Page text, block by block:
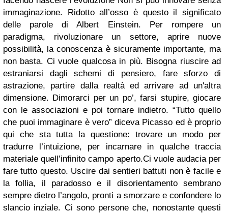
immaginazione. Ridotto all’osso è questo il significato
delle parole di Albert Einstein. Per rompere un
paradigma, rivoluzionare un settore, aprire nuove
possibilità, la conoscenza è sicuramente importante, ma
non basta. Ci vuole qualcosa in più. Bisogna riuscire ad
estraniarsi dagli schemi di pensiero, fare sforzo di
astrazione, partire dalla realtà ed arrivare ad un'altra
dimensione. Dimorarci per un po’, farsi stupire, giocare
con le associazioni e poi tornare indietro. “Tutto quello
che puoi immaginare è vero” diceva Picasso ed è proprio
qui che sta tutta la questione: trovare un modo per
tradurre l’intuizione, per incarnare in qualche traccia
materiale quell’infinito campo aperto.Ci vuole audacia per
fare tutto questo. Uscire dai sentieri battuti non è facile e
la follia, il paradosso e il disorientamento sembrano
sempre dietro l’angolo, pronti a smorzare e confondere lo
slancio inziale. Ci sono persone che, nonostante questi